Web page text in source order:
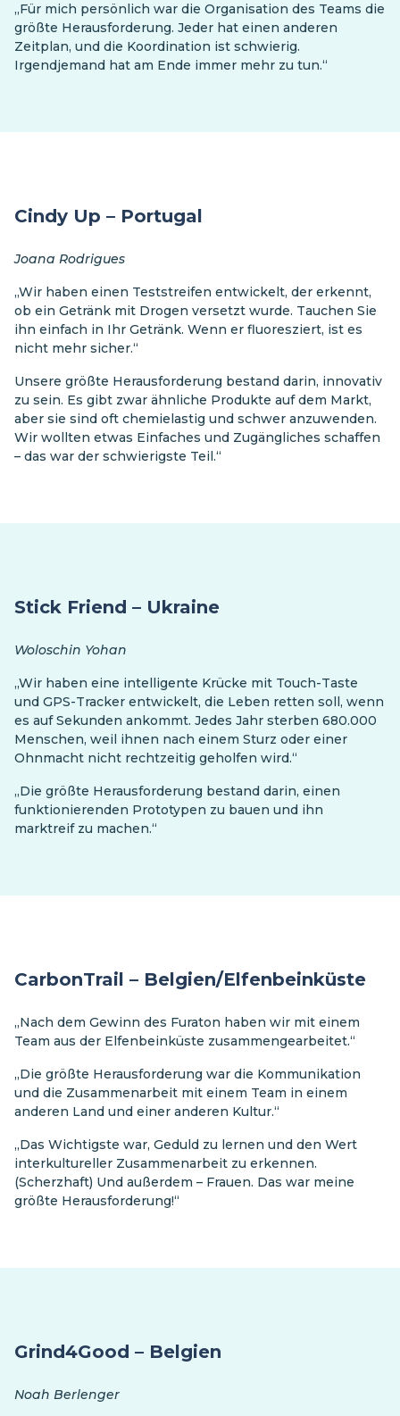
„Für mich persönlich war die Organisation des Teams die
größte Herausforderung. Jeder hat einen anderen
Zeitplan, und die Koordination ist schwierig.
Irgendjemand hat am Ende immer mehr zu tun.“
Cindy Up – Portugal
Joana Rodrigues
„Wir haben einen Teststreifen entwickelt, der erkennt,
ob ein Getränk mit Drogen versetzt wurde. Tauchen Sie
ihn einfach in Ihr Getränk. Wenn er fluoresziert, ist es
nicht mehr sicher.“
Unsere größte Herausforderung bestand darin, innovativ
zu sein. Es gibt zwar ähnliche Produkte auf dem Markt,
aber sie sind oft chemielastig und schwer anzuwenden.
Wir wollten etwas Einfaches und Zugängliches schaffen
– das war der schwierigste Teil.“
Stick Friend – Ukraine
Woloschin Yohan
„Wir haben eine intelligente Krücke mit Touch-Taste
und GPS-Tracker entwickelt, die Leben retten soll, wenn
es auf Sekunden ankommt. Jedes Jahr sterben 680.000
Menschen, weil ihnen nach einem Sturz oder einer
Ohnmacht nicht rechtzeitig geholfen wird.“
„Die größte Herausforderung bestand darin, einen
funktionierenden Prototypen zu bauen und ihn
marktreif zu machen.“
CarbonTrail – Belgien/Elfenbeinküste
„Nach dem Gewinn des Furaton haben wir mit einem
Team aus der Elfenbeinküste zusammengearbeitet.“
„Die größte Herausforderung war die Kommunikation
und die Zusammenarbeit mit einem Team in einem
anderen Land und einer anderen Kultur.“
„Das Wichtigste war, Geduld zu lernen und den Wert
interkultureller Zusammenarbeit zu erkennen.
(Scherzhaft) Und außerdem – Frauen. Das war meine
größte Herausforderung!“
Grind4Good – Belgien
Noah Berlenger